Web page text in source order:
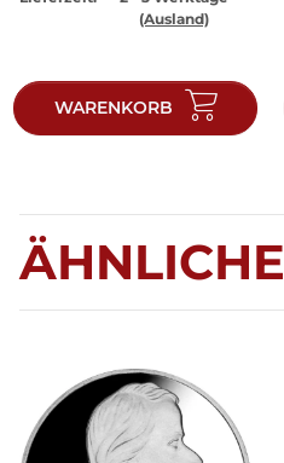
(Ausland)
WARENKORB
ÄHNLICHE